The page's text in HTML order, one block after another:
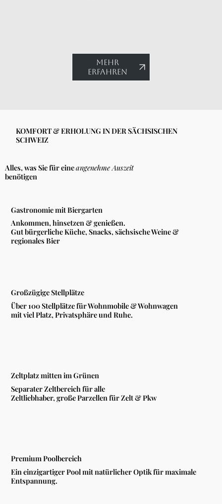
MEHR
ERFAHREN
KOMFORT & ERHOLUNG IN DER SÄCHSISCHEN
SCHWEIZ
Alles, was Sie für eineangenehme Auszeit
benötigen
Gastronomie mit Biergarten
Ankommen, hinsetzen & genießen.
Gut bürgerliche Küche, Snacks, sächsische Weine &
regionales Bier
Großzügige Stellplätze
Über 100 Stellplätze für Wohnmobile & Wohnwagen
mit viel Platz, Privatsphäre und Ruhe.
Zeltplatz mitten im Grünen
Separater Zeltbereich für alle
Zeltliebhaber, große Parzellen für Zelt & Pkw
Premium Poolbereich
Ein einzigartiger Pool mit natürlicher Optik für maximale
Entspannung.